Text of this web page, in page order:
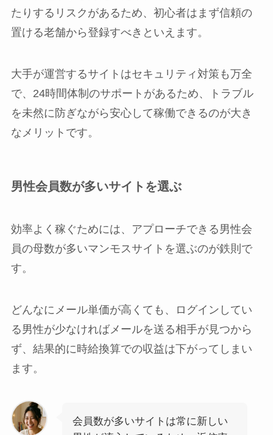
たりするリスクがあるため、初心者はまず信頼の
置ける老舗から登録すべきといえます。
大手が運営するサイトはセキュリティ対策も万全
で、24時間体制のサポートがあるため、トラブル
を未然に防ぎながら安心して稼働できるのが大き
なメリットです。
男性会員数が多いサイトを選ぶ
効率よく稼ぐためには、アプローチできる男性会
員の母数が多いマンモスサイトを選ぶのが鉄則で
す。
どんなにメール単価が高くても、ログインしてい
る男性が少なければメールを送る相手が見つから
ず、結果的に時給換算での収益は下がってしまい
ます。
会員数が多いサイトは常に新しい